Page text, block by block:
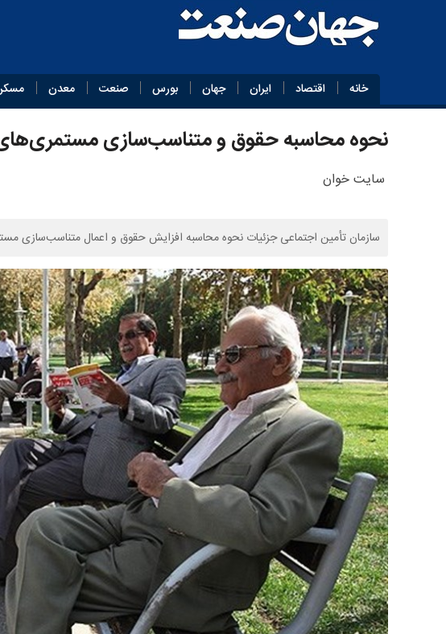
خانه اقتصاد ایران جهان بورس صنعت معدن
نحوه محاسبه حقوق و متناسب‌سازی مستمری‌های
سایت خوان
سازمان تأمین اجتماعی جزئیات نحوه محاسبه افزایش حقوق و اعمال متناسب‌سازی مستمری‌بگیران در